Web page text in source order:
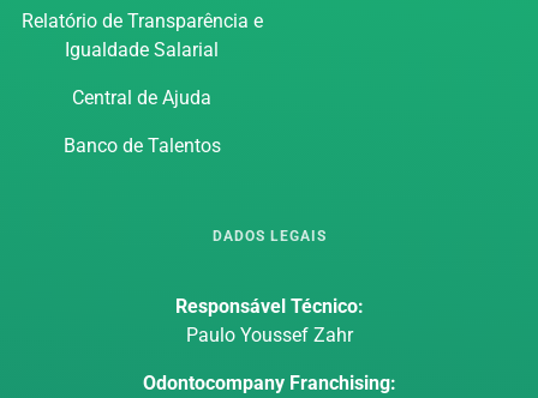
Relatório de Transparência e
Igualdade Salarial
Central de Ajuda
Banco de Talentos
DADOS LEGAIS
Responsável Técnico:
Paulo Youssef Zahr
Odontocompany Franchising: